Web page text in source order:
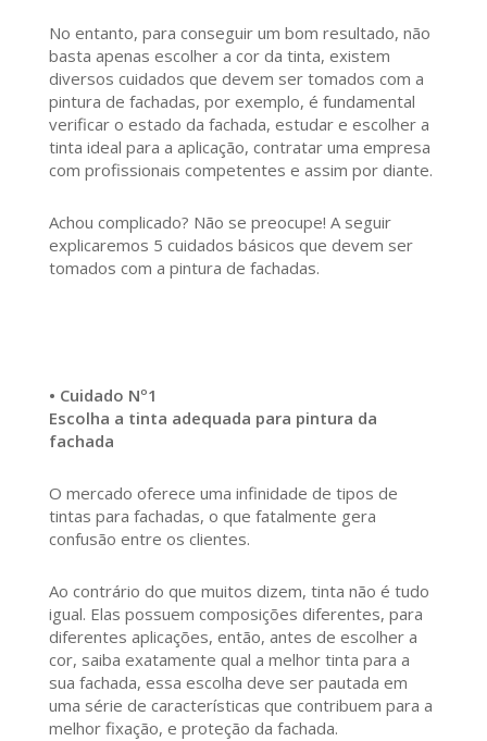
No entanto, para conseguir um bom resultado, não
basta apenas escolher a cor da tinta, existem
diversos cuidados que devem ser tomados com a
pintura de fachadas, por exemplo, é fundamental
verificar o estado da fachada, estudar e escolher a
tinta ideal para a aplicação, contratar uma empresa
com profissionais competentes e assim por diante.
Achou complicado? Não se preocupe! A seguir
explicaremos 5 cuidados básicos que devem ser
tomados com a pintura de fachadas.
• Cuidado Nº1
Escolha a tinta adequada para pintura da
fachada
O mercado oferece uma infinidade de tipos de
tintas para fachadas, o que fatalmente gera
confusão entre os clientes.
Ao contrário do que muitos dizem, tinta não é tudo
igual. Elas possuem composições diferentes, para
diferentes aplicações, então, antes de escolher a
cor, saiba exatamente qual a melhor tinta para a
sua fachada, essa escolha deve ser pautada em
uma série de características que contribuem para a
melhor fixação, e proteção da fachada.